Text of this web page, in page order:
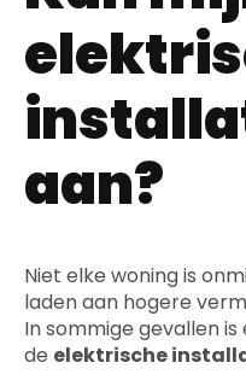
aan?
Niet elke woning is
laden aan hogere
In sommige gevallen
de elektrische